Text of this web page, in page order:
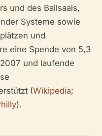
und des Ballsaals,
Systeme sowie
und
eine Spende von 5,3
und laufende
(Wikipedia;
).